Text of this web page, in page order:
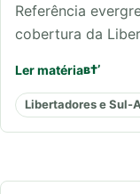
Referência
cobertura da
Ler matéria
Libertadores e Sul-